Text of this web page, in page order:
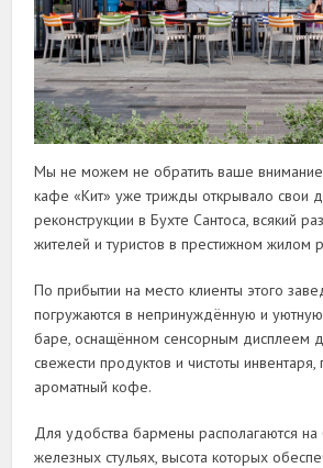
Мы не можем не обратить ваше внимание
кафе «Кит» уже трижды открывало свои
реконструкции в Бухте Сантоса, всякий
жителей и туристов в престижном жилом
По прибытии на место клиенты этого
погружаются в непринуждённую и
баре, оснащённом сенсорным дисплеем
свежести продуктов и чистоты инвентаря,
ароматный кофе.
Для удобства бармены располагаются
железных стульях, высота которых